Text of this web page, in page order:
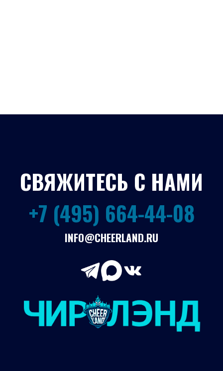
СВЯЖИТЕСЬ С НАМИ
+7 (495) 664-44-08
INFO@CHEERLAND.RU